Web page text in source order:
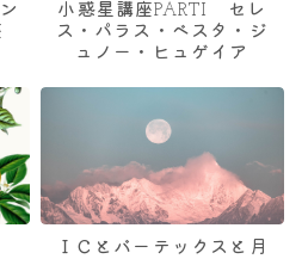
小惑星講座PARTI セレ
ス・パラス・ベスタ・ジ
ュノー・ヒュゲイア
ＩＣとバーテックスと月